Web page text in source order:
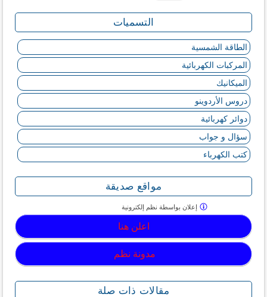
التسميات
الطاقة الشمسية
المركبات الكهربائية
الميكانيك
دروس الأردوينو
دوائر كهربائية
سؤال و جواب
كتب الكهرباء
مواقع صديقة
اعلن هنا
مدونة نظم
إعلان بواسطة نظم إلكترونية
مقالات ذات صلة